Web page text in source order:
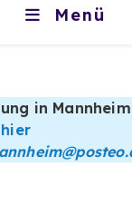
Menü
in
hier